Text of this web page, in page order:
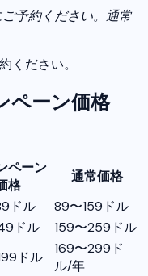
予約ください。通常
ください。
ペーン価格
ペーン
格
通常価格
ドル
89〜159ドル
ドル
159〜259ドル
ドル
169〜299ド
ル/年